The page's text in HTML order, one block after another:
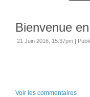
Bienvenue
21 Juin 2016, 15:37pm |
Voir les commentaires